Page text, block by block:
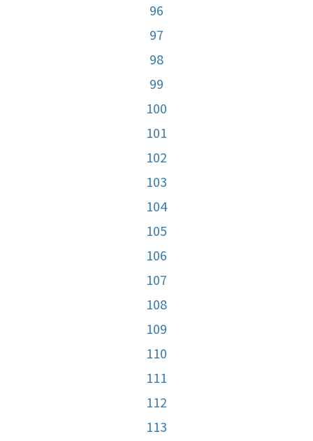
96
97
98
99
100
101
102
103
104
105
106
107
108
109
110
111
112
113